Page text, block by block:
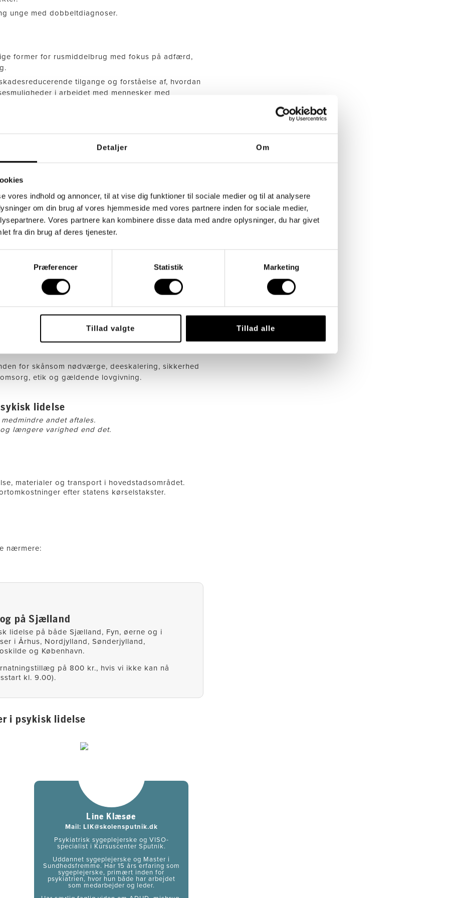
Detaljer Om
vores indhold og annoncer, til at vise dig funktioner til sociale medier og til at analysere
om din brug af vores hjemmeside med vores partnere inden for sociale medier,
Vores partnere kan kombinere disse data med andre oplysninger, du har givet
fra din brug af deres tjenester.
Præferencer Statistik Marketing
Tillad valgte Tillad alle
unge med dobbeltdiagnoser.
former for rusmiddelbrug med fokus på adfærd,
tilgange og forståelse af, hvordan
i arbejdet med mennesker med
og autisme
symptomer: selektiv mutisme i ICD-10 og ICD-11.
At arbejde med angsten for at tale.
med symptomer på selektiv mutisme og autisme.
og kommunikationspas.
i arbejdet med mennesker med psykisk
samt hvordan vi som fagperson passer på os selv i
og konfliktnedtrappende praksis med
og håndtering af konflikter samt skabelse af
for skånsom nødværge, deeskalering, sikkerhed
etik og gældende lovgivning.
lidelse
andet aftales.
længere varighed end det.
materialer og transport i hovedstadsområdet.
efter statens kørselstakster.
nærmere:
på Sjælland
lidelse på både Sjælland, Fyn, øerne og i
i Århus, Nordjylland, Sønderjylland,
og København.
på 800 kr., hvis vi ikke kan nå
kl. 9.00).
i psykisk lidelse
Line Klæsøe
Mail: LIK@skolensputnik.dk
Psykiatrisk sygeplejerske og VISO-
specialist i Kursuscenter Sputnik.
Uddannet sygeplejerske og Master i
Sundhedsfremme. Har 15 års erfaring som
sygeplejerske, primært inden for
psykiatrien, hvor hun både har arbejdet
som medarbejder og leder.